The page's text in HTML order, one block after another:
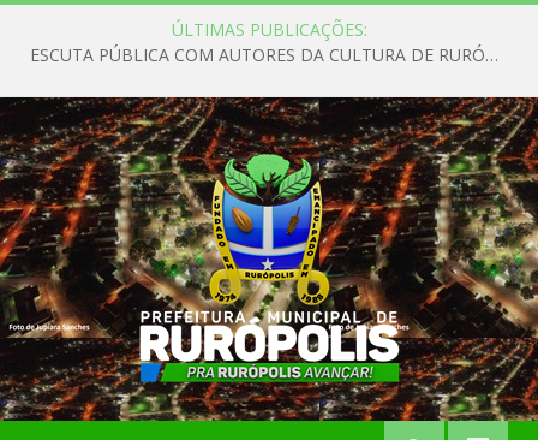
ÚLTIMAS PUBLICAÇÕES:
ESCUTA PÚBLICA COM AUTORES DA CULTURA DE RURÓPOLIS